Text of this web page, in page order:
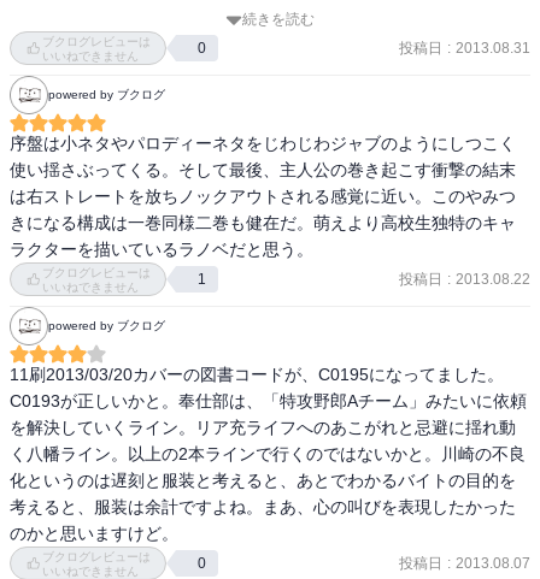
屈でした。はがないに似てるけどはがないの方がマシかな？文章力
はこっちの方があるかもしれないけど。あとパロディ要素多いしし
かもそれがつまらない。ギャグ気味の部分とか壊滅的。
ただ幕間のメールっぽいところはわりと面白い。
キャラについて。名前が覚えづらい。そこまで人数が多くないから
ごちゃのちゃにはならないけど、ヒロインの名前は？と問われると
浮かんでこない。彩加くんは「実は女だ」ってされそうで心配。主
人公に対しての反応が女っぽくて…。ホモなのか？妹は性格悪そう
だな、と感じました。ちなみに主人公はラノベ主人公にありがちな
シスコンです。妹のどこがかわいいとかなく、妹に近づく男は許さ
ないって描写だけなので妹さんを好きになれそうもない。あとメイ
ンヒロイン二人は若干キャラが被り気味ではないだろうか。先生か
わいい。
まあ、これは二巻だけを読んだ感想なので。今後一巻を読んだらま
た感想がかわるかもしれない。
続きを読む
ブクログレビューは
いいねできません
0 投稿日 : 2013.08.31
powered by ブクログ
序盤は小ネタやパロディーネタをじわじわジャブのようにしつこく
使い揺さぶってくる。そして最後、主人公の巻き起こす衝撃の結末
は右ストレートを放ちノックアウトされる感覚に近い。このやみつ
きになる構成は一巻同様二巻も健在だ。萌えより高校生独特のキャ
ラクターを描いているラノベだと思う。
ブクログレビューは
いいねできません
1 投稿日 : 2013.08.22
powered by ブクログ
11刷2013/03/20カバーの図書コードが、C0195になってました。
C0193が正しいかと。奉仕部は、「特攻野郎Aチーム」みたいに依頼
を解決していくライン。リア充ライフへのあこがれと忌避に揺れ動
く八幡ライン。以上の2本ラインで行くのではないかと。川崎の不良
化というのは遅刻と服装と考えると、あとでわかるバイトの目的を
考えると、服装は余計ですよね。まあ、心の叫びを表現したかった
のかと思いますけど。
ブクログレビューは
いいねできません
0 投稿日 : 2013.08.07